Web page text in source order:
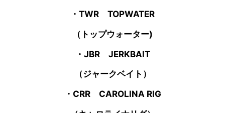
・TWR TOPWATER
（トップウォーター)
・JBR JERKBAIT
（ジャークベイト）
・CRR CAROLINA RIG